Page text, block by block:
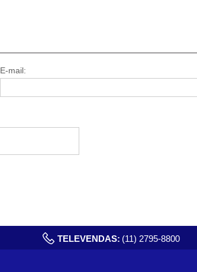
E-mail:
TELEVENDAS: (11) 2795-8800